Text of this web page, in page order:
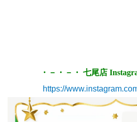
・－・－・ 七尾店
https://